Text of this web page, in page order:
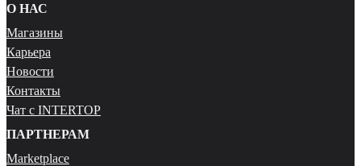
О НАС
Магазины
Карьера
Новости
Контакты
Чат с INTERTOP
ПАРТНЕРАМ
Marketplace